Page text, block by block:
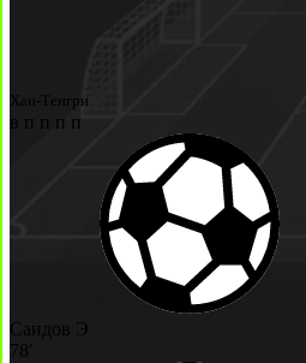
Хан-Тенгри
в п п п п
Саидов Э
78'